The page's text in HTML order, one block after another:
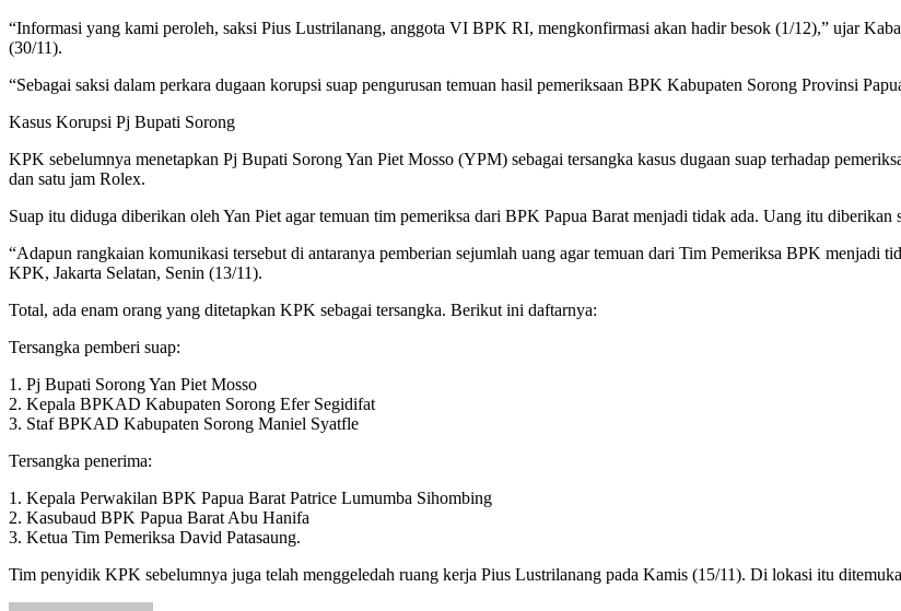
“Informasi yang kami peroleh, saksi Pius Lustrilanang, anggota VI BPK RI, mengkonfirmasi akan hadir besok (1/12),” ujar
(30/11).
“Sebagai saksi dalam perkara dugaan korupsi suap pengurusan temuan hasil pemeriksaan BPK Kabupaten Sorong Provinsi
Kasus Korupsi Pj Bupati Sorong
KPK sebelumnya menetapkan Pj Bupati Sorong Yan Piet Mosso (YPM) sebagai tersangka kasus dugaan suap terhadap
dan satu jam Rolex.
Suap itu diduga diberikan oleh Yan Piet agar temuan tim pemeriksa dari BPK Papua Barat menjadi tidak ada. Uang itu diberikan
“Adapun rangkaian komunikasi tersebut di antaranya pemberian sejumlah uang agar temuan dari Tim Pemeriksa BPK menjadi
KPK, Jakarta Selatan, Senin (13/11).
Total, ada enam orang yang ditetapkan KPK sebagai tersangka. Berikut ini daftarnya:
Tersangka pemberi suap:
1. Pj Bupati Sorong Yan Piet Mosso
2. Kepala BPKAD Kabupaten Sorong Efer Segidifat
3. Staf BPKAD Kabupaten Sorong Maniel Syatfle
Tersangka penerima:
1. Kepala Perwakilan BPK Papua Barat Patrice Lumumba Sihombing
2. Kasubaud BPK Papua Barat Abu Hanifa
3. Ketua Tim Pemeriksa David Patasaung.
Tim penyidik KPK sebelumnya juga telah menggeledah ruang kerja Pius Lustrilanang pada Kamis (15/11). Di lokasi itu